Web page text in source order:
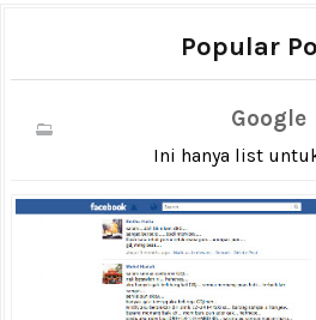
Popular
Google
Ini hanya list